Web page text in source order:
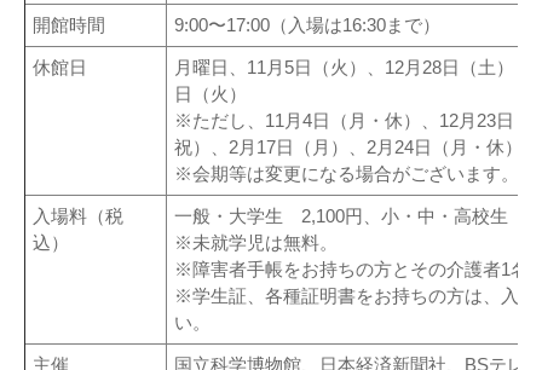
開館時間 9:00〜17:00（入場は16:30まで）
休館日
月曜日、11月5日（火）、12月28日（土）～
日（火）
※ただし、11月4日（月・休）、12月23日（
祝）、2月17日（月）、2月24日（月・休）
※会期等は変更になる場合がございます。
入場料（税
込）
一般・大学生 2,100円、小・中・高校生
※未就学児は無料。
※障害者手帳をお持ちの方とその介護者1名
※学生証、各種証明書をお持ちの方は、入
い。
主催 国立科学博物館、日本経済新聞社、BSテレ